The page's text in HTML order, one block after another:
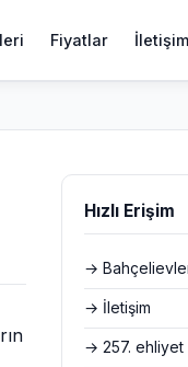
Fiyatlar İletişim
Hızlı Erişim
→ Bahçelievler
→ İletişim
→ 257. ehliyet